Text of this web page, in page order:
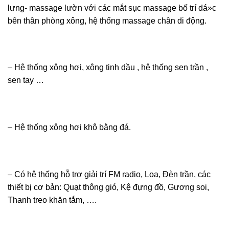
lưng- massage lườn với các mắt sục massage bố trí dá»c
bên thân phòng xông, hệ thống massage chân di động.
– Hệ thống xông hơi, xông tinh dầu , hệ thống sen trần ,
sen tay …
– Hệ thống xông hơi khô bằng đá.
– Có hệ thống hỗ trợ giải trí FM radio, Loa, Đèn trần, các
thiết bị cơ bản: Quạt thông gió, Kệ đựng đồ, Gương soi,
Thanh treo khăn tắm, ….